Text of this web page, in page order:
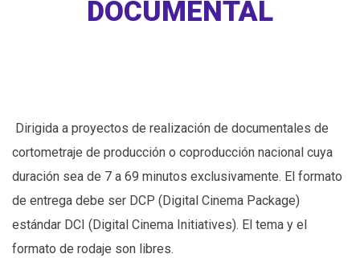
DOCUMENTAL
Dirigida a proyectos de realización de documentales de
cortometraje de producción o coproducción nacional cuya
duración sea de 7 a 69 minutos exclusivamente. El formato
de entrega debe ser DCP (Digital Cinema Package)
estándar DCI (Digital Cinema Initiatives). El tema y el
formato de rodaje son libres.